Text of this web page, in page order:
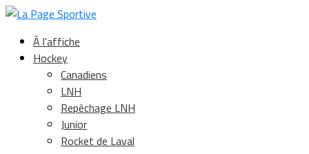
À l’affiche
Hockey
Canadiens
LNH
Repêchage LNH
Junior
Rocket de Laval